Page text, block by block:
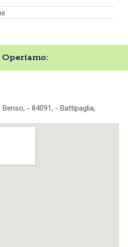
- 84091, - Battipaglia,